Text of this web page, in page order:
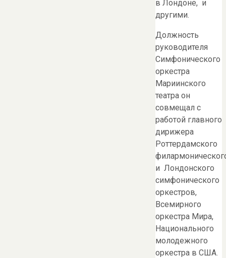
в Лондоне, и
другими.
Должность
руководителя
Симфонического
оркестра
Мариинского
театра он
совмещал с
работой главного
дирижера
Роттердамского
и Лондонского
симфонического
оркестров,
Всемирного
оркестра Мира,
Национального
молодежного
оркестра в США.